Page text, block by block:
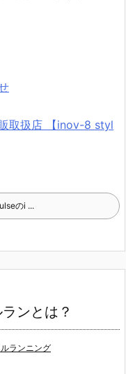
取扱店 【inov-8 styl
のi ...
ンとは？
ランニング